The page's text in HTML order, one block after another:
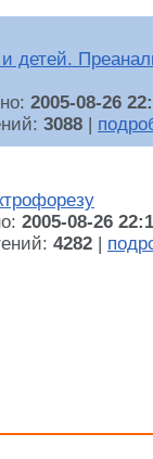
детей.
2005-08-26
3088
2005-08-26
4282